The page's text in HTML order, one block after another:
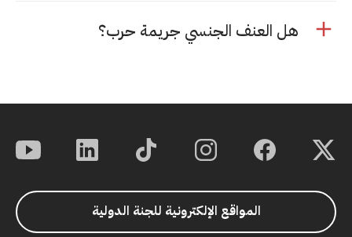
هل العنف الجنسي جريمة حرب؟
المواقع الإلكترونية للجنة الدولية